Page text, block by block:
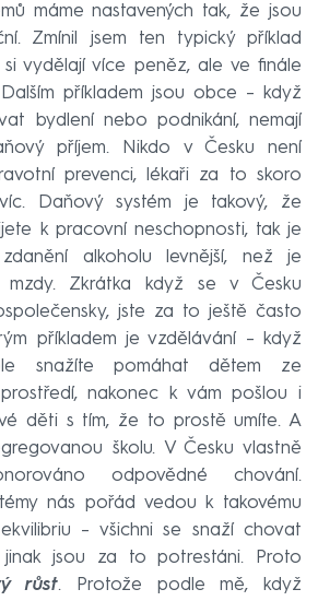
máme nastavených tak, že jsou
Zmínil jsem ten typický příklad
si vydělají více peněz, ale ve finále
příkladem jsou obce – když
bydlení nebo podnikání, nemají
příjem. Nikdo v Česku není
prevenci, lékaři za to skoro
Daňový systém je takový, že
k pracovní neschopnosti, tak je
alkoholu levnější, než je
mzdy. Zkrátka když se v Česku
jste za to ještě často
příkladem je vzdělávání – když
snažíte pomáhat dětem ze
nakonec k vám pošlou i
děti s tím, že to prostě umíte. A
školu. V Česku vlastně
odpovědné chování.
nás pořád vedou k takovému
– všichni se snaží chovat
jsou za to potrestáni. Proto
růst. Protože podle mě, když